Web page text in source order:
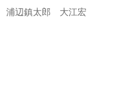
辺鎮太郎 大江宏